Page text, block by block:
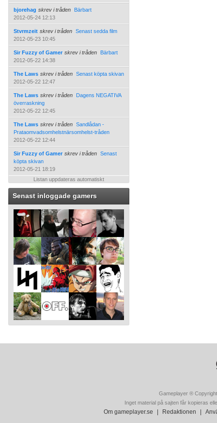
bjorehag skrev i tråden
Bärbart
2012-05-24 12:13
Stvrmzeit skrev i tråden Senast sedda film
2012-05-23 10:45
Sir Fuzzy of Gamer skrev i tråden
Bärbart
2012-05-22 14:38
The Laws skrev i tråden Senast köpta skivan
2012-05-22 12:47
The Laws skrev i tråden
Dagens NEGATIVA
överraskning
2012-05-22 12:45
The Laws skrev i tråden Sandlådan -
Prataomvadsomhelstnärsomhelst-tråden
2012-05-22 12:44
Sir Fuzzy of Gamer skrev i tråden Senast
köpta skivan
2012-05-21 18:19
Listan uppdateras automatiskt
Senast inloggade gamers
Gameplayer ®
Inget material på sajten får kopieras
Om gameplayer.se Redaktionen